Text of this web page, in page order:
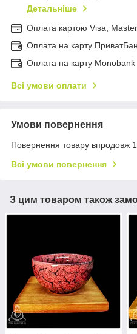
Детальніше
Оплата картою Visa,
Оплата на карту
Оплата на карту Monobank
Всі умови оплати
Умови повернення
Повернення товару впродовж
Всі умови повернення
З цим товаром також